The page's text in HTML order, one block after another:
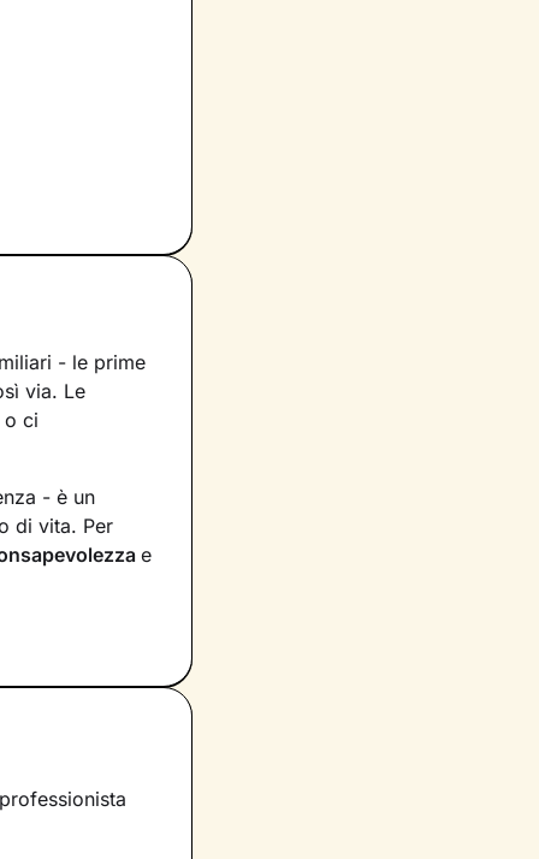
- le prime
via. Le
o ci
- è un
di vita. Per
e
e risorse
un